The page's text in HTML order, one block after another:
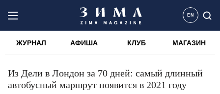
EN
ЖУРНАЛ АФИША КЛУБ МАГАЗИН
Из Дели в Лондон за 70 дней: самый длинный
автобусный маршрут появится в 2021 году